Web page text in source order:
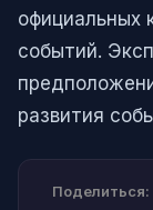
официальных
событий.
развития
Поделиться: